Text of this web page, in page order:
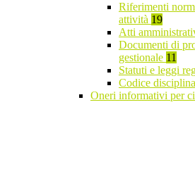
Riferimenti
attività 19
Atti
Documenti di
gestionale 11
Statuti e leggi
Codice
Oneri informativi per